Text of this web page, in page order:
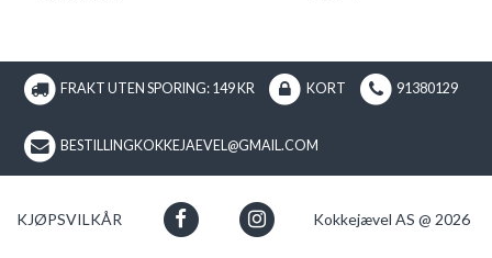
FRAKT UTEN SPORING: 149 KR KORT 91380129
BESTILLINGKOKKEJAEVEL@GMAIL.COM
KJØPSVILKÅR Kokkejævel AS @ 2026